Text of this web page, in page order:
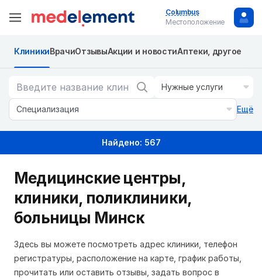
Columbus
Местоположение
КлиникиВрачиОтзывыАкции и новостиАптеки, другое
Нужные услуги
Специализация Ещё
Найдено: 567
Медицинские центры,
клиники, поликлиники,
больницы Минск
Здесь вы можете посмотреть адрес клиники, телефон
регистратуры, расположение на карте, график работы,
прочитать или оставить отзывы, задать вопрос в